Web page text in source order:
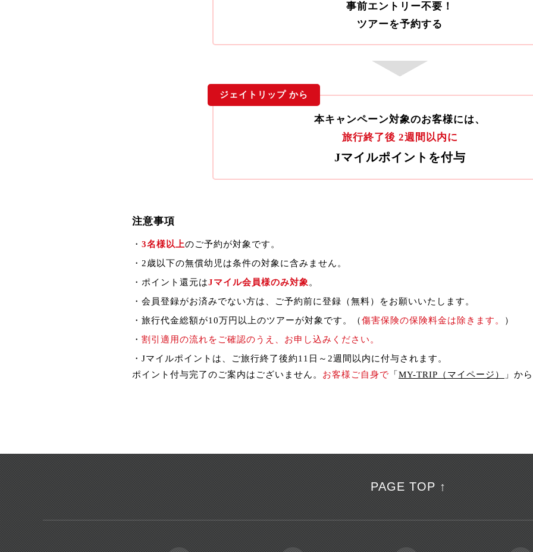
事前エントリー不要！
ツアーを予約する
ジェイトリップ から
本キャンペーン対象のお客様には、
旅行終了後 2週間以内に
Jマイルポイントを付与
注意事項
・ 3名様以上のご予約が対象です。
・2歳以下の無償幼児は条件の対象に含みません。
・ポイント還元はJマイル会員様のみ対象 。
・会員登録がお済みでない方は、ご予約前に登録（無料）をお願いいたします。
・旅行代金総額が10万円以上のツアーが対象です。（傷害保険の保険料金は除きます。
）
・ 割引適用の流れをご確認のうえ、お申し込みください。
・Jマイルポイントは、ご旅行終了後約11日～2週間以内に付与されます。
ポイント付与完了のご案内はございません。 お客様ご自身で 「 MY-TRIP（マイページ） 」か
PAGE TOP ↑